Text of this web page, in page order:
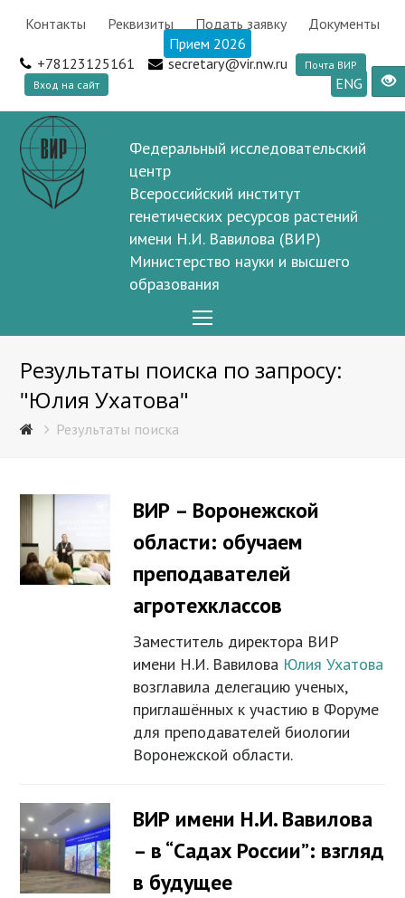
Контакты Реквизиты Подать заявку
Документы
Прием 2026
+78123125161
secretary@vir.nw.ru
Почта ВИР
Вход на сайт
ENG
Федеральный исследовательский
центр
Всероссийский институт
генетических ресурсов растений
имени Н.И. Вавилова (ВИР)
Министерство науки и высшего
образования
Menu
Результаты поиска по запросу:
"Юлия Ухатова"
Результаты поиска
ВИР – Воронежской
области: обучаем
преподавателей
агротехклассов
Заместитель директора ВИР
имени Н.И. Вавилова Юлия Ухатова
возглавила делегацию ученых,
приглашённых к участию в Форуме
для преподавателей биологии
Воронежской области.
ВИР имени Н.И. Вавилова
– в “Садах России”: взгляд
в будущее